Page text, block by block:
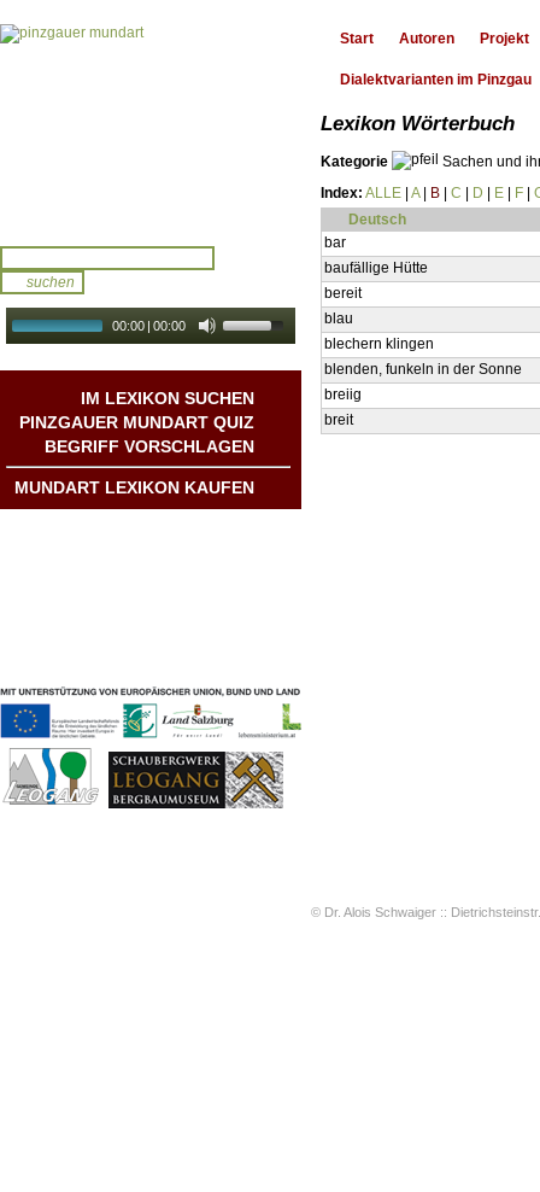
00:00 | 00:00
IM LEXIKON SUCHEN
PINZGAUER MUNDART QUIZ
BEGRIFF VORSCHLAGEN
MUNDART LEXIKON KAUFEN
Start Autoren Projekt
Dialektvarianten im Pinzgau
Lexikon Wörterbuch
Kategorie
Sachen und
Index: ALLE A| B C D E F
Deutsch
bar
baufällige Hütte
bereit
blau
blechern klingen
blenden, funkeln in der Sonne
breiig
breit
© Dr. Alois Schwaiger ::